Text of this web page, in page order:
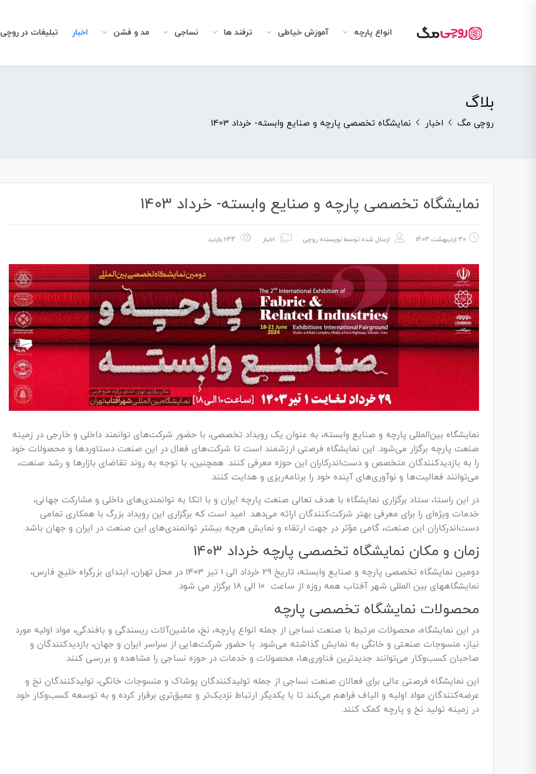
انواع پارچه آموزش خیاطی ترفند ها نساجی مد و فشن اخبار تبلیغات در روچی
بلاگ
روچی مگ اخبار نمایشگاه تخصصی پارچه و صنایع وابسته- خرداد 1403
نمایشگاه تخصصی پارچه و صنایع وابسته- خرداد 1403
30 اردیبهشت 1403 ارسال شده توسطنویسنده روچی اخبار
نمایشگاه بین‌المللی پارچه و صنایع وابسته، به عنوان یک رویداد تخصصی، با حضور شرکت‌های توانمند داخلی و خارجی در زمینه
صنعت پارچه برگزار می‌شود. این نمایشگاه فرصتی ارزشمند است تا شرکت‌های فعال در این صنعت دستاوردها و محصولات خود
را به بازدیدکنندگان متخصص و دست‌اندرکاران این حوزه معرفی کنند. همچنین، با توجه به روند تقاضای بازارها و رشد صنعت،
می‌توانند فعالیت‌ها و نوآوری‌های آینده خود را برنامه‌ریزی و هدایت کنند.
در این راستا، ستاد برگزاری نمایشگاه با هدف تعالی صنعت پارچه ایران و با اتکا به توانمندی‌های داخلی و مشارکت جهانی،
خدمات ویژه‌ای را برای معرفی بهتر شرکت‌کنندگان ارائه می‌دهد. امید است که برگزاری این رویداد بزرگ با همکاری تمامی
دست‌اندرکاران این صنعت، گامی مؤثر در جهت ارتقاء و نمایش هرچه بیشتر توانمندی‌های این صنعت در ایران و جهان باشد.
زمان و مکان نمایشگاه تخصصی پارچه خرداد 1403
دومین نمایشگاه تخصصی پارچه و صنایع وابسته، تاریخ 29 خرداد الی 1 تیر 1403 در محل تهران، ابتدای بزرگراه خلیج فارس،
نمایشگاههای بین المللی شهر آفتاب همه روزه از ساعت 10 الی 18 برگزار می شود.
محصولات نمایشگاه تخصصی پارچه
در این نمایشگاه، محصولات مرتبط با صنعت نساجی از جمله انواع پارچه، نخ، ماشین‌آلات ریسندگی و بافندگی، مواد اولیه مورد
نیاز، منسوجات صنعتی و خانگی به نمایش گذاشته می‌شود. با حضور شرکت‌هایی از سراسر ایران و جهان، بازدیدکنندگان و
صاحبان کسب‌وکار می‌توانند جدیدترین فناوری‌ها، محصولات و خدمات در حوزه نساجی را مشاهده و بررسی کنند.
این نمایشگاه فرصتی عالی برای فعالان صنعت نساجی از جمله تولیدکنندگان پوشاک و منسوجات خانگی، تولیدکنندگان نخ و
عرضه‌کنندگان مواد اولیه و الیاف فراهم می‌کند تا با یکدیگر ارتباط نزدیک‌تر و عمیق‌تری برقرار کرده و به توسعه کسب‌وکار خود
در زمینه تولید نخ و پارچه کمک کنند.